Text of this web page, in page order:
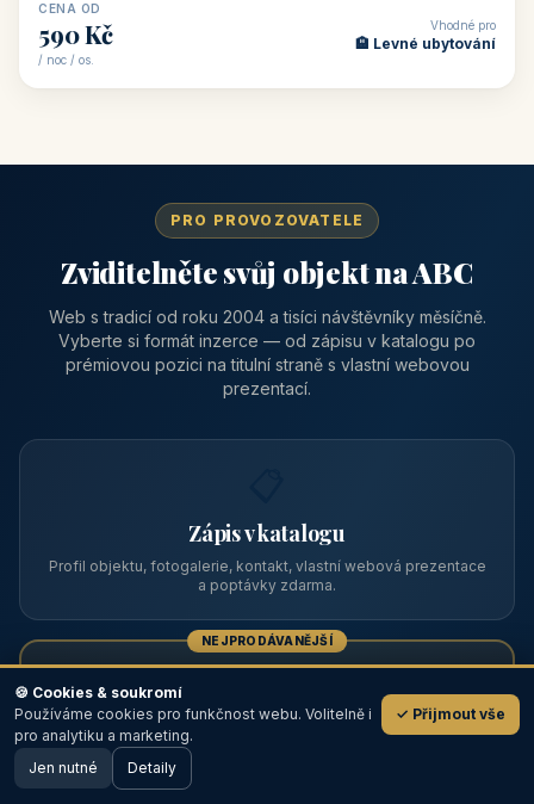
CENA OD
590 Kč
/ noc / os.
Vhodné pro
🏨 Levné ubytování
PRO PROVOZOVATELE
Zviditelněte svůj objekt na ABC
Web s tradicí od roku 2004 a tisíci návštěvníky měsíčně.
Vyberte si formát inzerce — od zápisu v katalogu po
prémiovou pozici na titulní straně s vlastní webovou
prezentací.
Zápis v katalogu
Profil objektu, fotogalerie, kontakt, vlastní webová prezentace
a poptávky zdarma.
NEJPRODÁVANĚJŠÍ
Prémiový partner
TOP pozice na titulce, přednost ve výpisech, zlatý odznak a
💬
🖥️ Desktop verze
🍪 Cookies & soukromí
Používáme cookies pro funkčnost webu. Volitelně i
pro analytiku a marketing.
✓ Přijmout vše
Jen nutné Detaily